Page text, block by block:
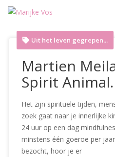
Skip
content
Uit het leven gegrepen...
Martien
Spirit Animal.
Het zijn spirituele tijden,
zoek gaat naar je innerlijke
24 uur op een dag
minstens één goeroe per
bezocht, hoor je er